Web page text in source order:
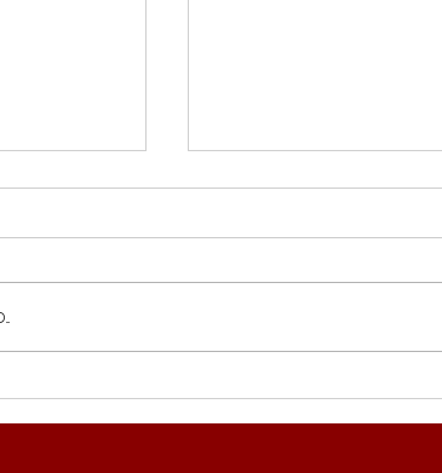
“Non
400
Periferie, Colucci
(Radicali Roma):